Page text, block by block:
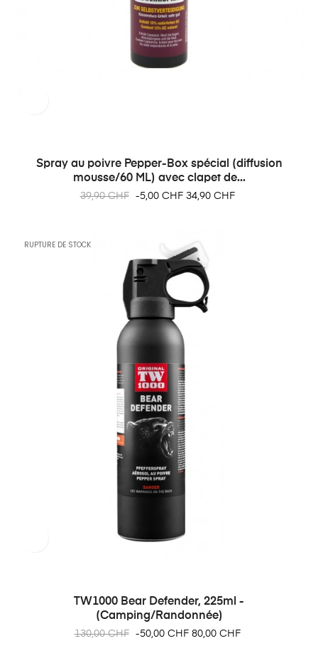
Spray au poivre Pepper-Box spécial (diffusion
mousse/60 ML) avec clapet de...
Prix
39,90 CHF -5,00 CHF Prix
34,90 CHF
RUPTURE DE STOCK
TW1000 Bear Defender, 225ml -
(Camping/Randonnée)
Prix
130,00 CHF -50,00 CHF Prix
80,00 CHF